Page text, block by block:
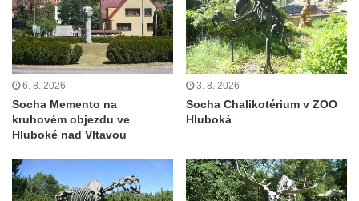
Busta Jana Amose Komenského na domě
čp. 37 v Račicích
Socha ležícího koně v Sadech
Československé armády v Teplicích
Socha Medvídě v Tierpark Chemnitz
Sochy Ležící žena v Tierpark Chemnitz
Socha Skupina jeřábů v Tierpark Chemnitz
6. 8. 2026
Socha Memento na
kruhovém objezdu ve
Hluboké nad Vltavou
3. 8. 2026
Socha Chalikotérium v ZOO
Hluboká